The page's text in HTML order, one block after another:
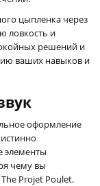
цыпленка через
ловкость и
решений и
ваших навыков и
оформление
элементы
чему вы
Projet Poulet.